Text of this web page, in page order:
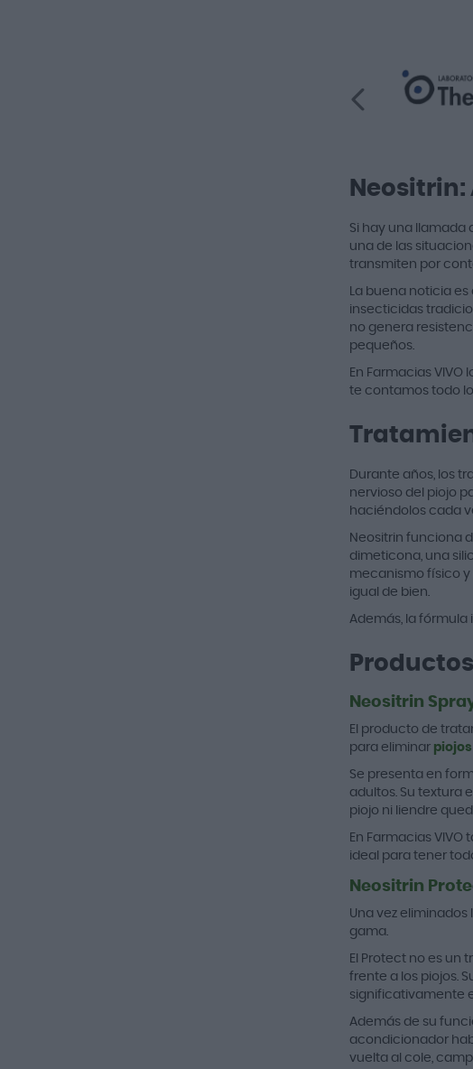
Neositrin:
Si hay una llamada
una de las
transmiten por
La buena noticia
insecticidas
no genera
pequeños.
En Farmacias
te contamos todo
Durante años, los
nervioso del piojo
haciéndolos cada
Neositrin funciona
dimeticona, una
mecanismo físico y
igual de bien.
Además, la
Neositrin
El producto de
para eliminar piojos
Se presenta en
adultos. Su textura
piojo ni liendre
En Farmacias
ideal para tener
Neositrin
Una vez
gama.
El Protect no es un
frente a los piojos.
significativamente
Además de su
acondicionador
vuelta al cole,